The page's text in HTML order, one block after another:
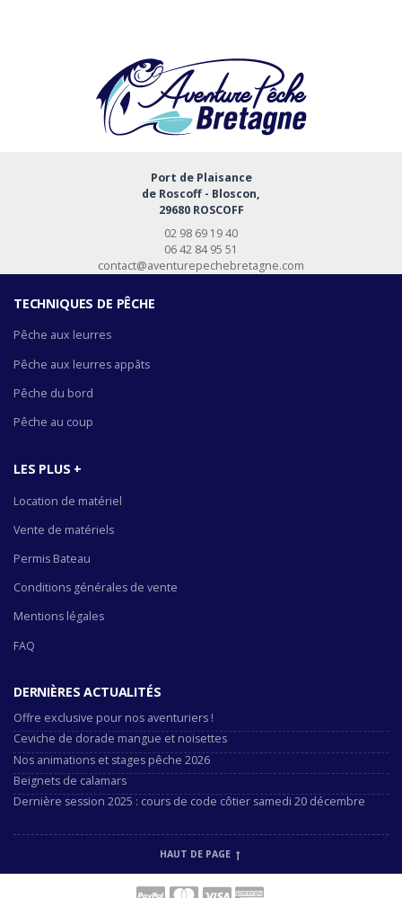
Port de Plaisance
de Roscoff - Bloscon,
29680 ROSCOFF
02 98 69 19 40
06 42 84 95 51
contact@aventurepechebretagne.com
TECHNIQUES DE PÊCHE
Pêche aux leurres
Pêche aux leurres appâts
Pêche du bord
Pêche au coup
LES PLUS +
Location de matériel
Vente de matériels
Permis Bateau
Conditions générales de vente
Mentions légales
FAQ
DERNIÈRES ACTUALITÉS
Offre exclusive pour nos aventuriers !
Ceviche de dorade mangue et noisettes
Nos animations et stages pêche 2026
Beignets de calamars
Dernière session 2025 : cours de code côtier samedi 20 décembre
HAUT DE PAGE